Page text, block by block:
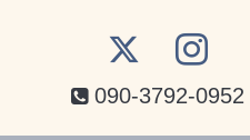
090-3792-0952